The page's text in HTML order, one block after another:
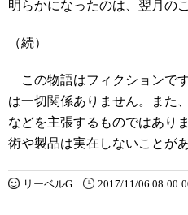
明らかになったのは、翌月の
（続）
この物語はフィクションで
は一切関係ありません。また
などを主張するものではあり
術や製品は実在しないことが
リーベルG 2017/11/06